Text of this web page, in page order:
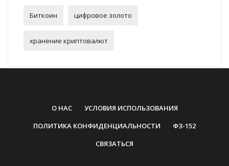
Биткоин цифровое золото
хранение криптовалют
О НАС
УСЛОВИЯ ИСПОЛЬЗОВАНИЯ
ПОЛИТИКА КОНФИДЕНЦИАЛЬНОСТИ
ФЗ-152
СВЯЗАТЬСЯ